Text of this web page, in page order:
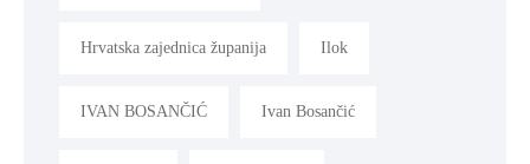
Hrvatska zajednica županija Ilok
IVAN BOSANČIĆ Ivan Bosančić